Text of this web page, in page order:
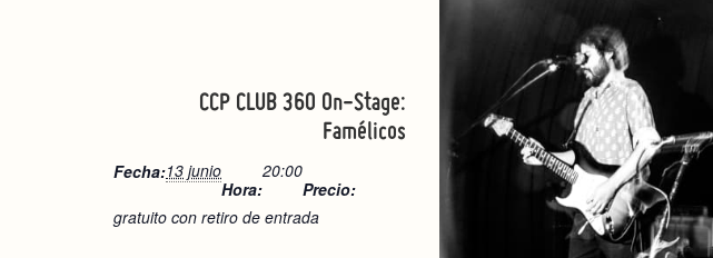
CCP CLUB 360 On-Stage:
Famélicos
Fecha:13 junio
Hora:
20:00
Precio:
gratuito con retiro de entrada